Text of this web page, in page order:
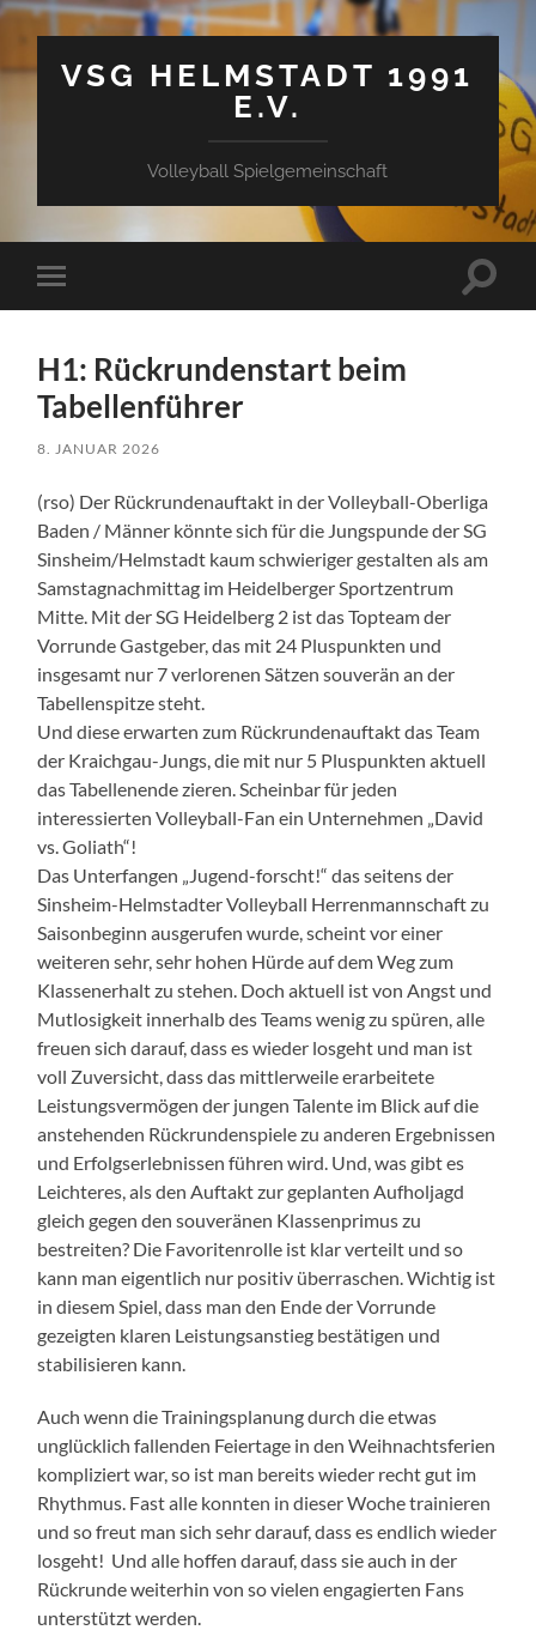
VSG HELMSTADT 1991
E.V.
Volleyball Spielgemeinschaft
Mobile-
Menü
H1: Rückrundenstart beim
Tabellenführer
8. JANUAR 2026
(rso) Der Rückrundenauftakt in der Volleyball-Oberliga
Baden / Männer könnte sich für die Jungspunde der SG
Sinsheim/Helmstadt kaum schwieriger gestalten als am
Samstagnachmittag im Heidelberger Sportzentrum
Mitte. Mit der SG Heidelberg 2 ist das Topteam der
Vorrunde Gastgeber, das mit 24 Pluspunkten und
insgesamt nur 7 verlorenen Sätzen souverän an der
Tabellenspitze steht.
Und diese erwarten zum Rückrundenauftakt das Team
der Kraichgau-Jungs, die mit nur 5 Pluspunkten aktuell
das Tabellenende zieren. Scheinbar für jeden
interessierten Volleyball-Fan ein Unternehmen „David
vs. Goliath“!
Das Unterfangen „Jugend-forscht!“ das seitens der
Sinsheim-Helmstadter Volleyball Herrenmannschaft zu
Saisonbeginn ausgerufen wurde, scheint vor einer
weiteren sehr, sehr hohen Hürde auf dem Weg zum
Klassenerhalt zu stehen. Doch aktuell ist von Angst und
Mutlosigkeit innerhalb des Teams wenig zu spüren, alle
freuen sich darauf, dass es wieder losgeht und man ist
voll Zuversicht, dass das mittlerweile erarbeitete
Leistungsvermögen der jungen Talente im Blick auf die
anstehenden Rückrundenspiele zu anderen Ergebnissen
und Erfolgserlebnissen führen wird. Und, was gibt es
Leichteres, als den Auftakt zur geplanten Aufholjagd
gleich gegen den souveränen Klassenprimus zu
bestreiten? Die Favoritenrolle ist klar verteilt und so
kann man eigentlich nur positiv überraschen. Wichtig ist
in diesem Spiel, dass man den Ende der Vorrunde
gezeigten klaren Leistungsanstieg bestätigen und
stabilisieren kann.
Auch wenn die Trainingsplanung durch die etwas
unglücklich fallenden Feiertage in den Weihnachtsferien
kompliziert war, so ist man bereits wieder recht gut im
Rhythmus. Fast alle konnten in dieser Woche trainieren
und so freut man sich sehr darauf, dass es endlich wieder
losgeht! Und alle hoffen darauf, dass sie auch in der
Rückrunde weiterhin von so vielen engagierten Fans
unterstützt werden.